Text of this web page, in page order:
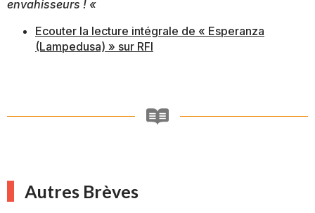
envahisseurs ! «
Ecouter la lecture intégrale de « Esperanza
(Lampedusa) » sur RFI
Autres Brèves